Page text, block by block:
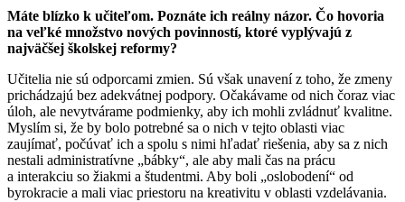
Máte blízko k učiteľom. Poznáte ich reálny názor. Čo hovoria
na veľké množstvo nových povinností, ktoré vyplývajú z
najväčšej školskej reformy?
Učitelia nie sú odporcami zmien. Sú však unavení z toho, že zmeny
prichádzajú bez adekvátnej podpory. Očakávame od nich čoraz viac
úloh, ale nevytvárame podmienky, aby ich mohli zvládnuť kvalitne.
Myslím si, že by bolo potrebné sa o nich v tejto oblasti viac
zaujímať, počúvať ich a spolu s nimi hľadať riešenia, aby sa z nich
nestali administratívne „bábky“, ale aby mali čas na prácu
a interakciu so žiakmi a študentmi. Aby boli „oslobodení“ od
byrokracie a mali viac priestoru na kreativitu v oblasti vzdelávania.